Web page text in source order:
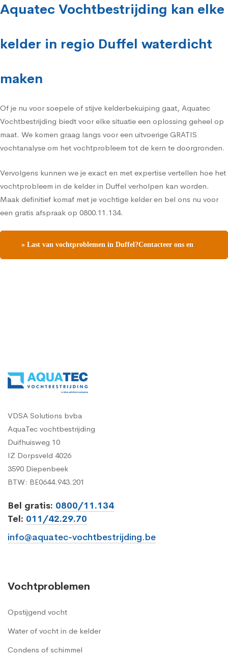
Aquatec Vochtbestrijding kan elke
kelder in regio Duffel waterdicht
maken
Of je nu voor soepele of stijve kelderbekuiping gaat, Aquatec
Vochtbestrijding biedt voor elke situatie een oplossing geheel op
maat. We komen graag langs voor een uitvoerige GRATIS
vochtanalyse om het vochtprobleem tot de kern te doorgronden.
Vervolgens kunnen we je exact en met expertise vertellen hoe het
vochtprobleem in de kelder in Duffel verholpen kan worden.
Maak definitief komaf met je vochtige kelder en bel ons nu voor
een gratis afspraak op 0800.11.134.
» Last van vochtproblemen in Duffel?Contacteer ons en
VDSA Solutions bvba
AquaTec vochtbestrijding
Duifhuisweg 10
IZ Dorpsveld 4026
3590 Diepenbeek
BTW: BE0644.943.201
Bel gratis: 0800/11.134
Tel: 011/42.29.70
info@aquatec-vochtbestrijding.be
Vochtproblemen
Opstijgend vocht
Water of vocht in de kelder
Condens of schimmel